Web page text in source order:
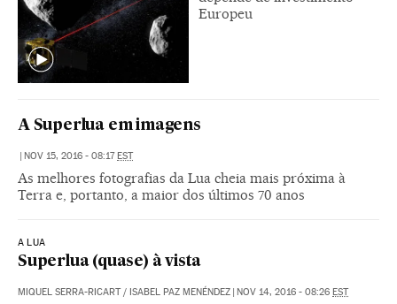
Europeu
A Superlua em imagens
| NOV 15, 2016 - 08:17EST
As melhores fotografias da Lua cheia mais próxima à
Terra e, portanto, a maior dos últimos 70 anos
A LUA
Superlua (quase) à vista
MIQUEL SERRA-RICART / ISABEL PAZ MENÉNDEZ | NOV 14, 2016 - 08:26 EST